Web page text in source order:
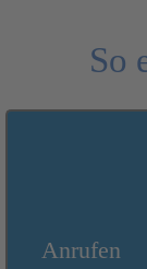
So
Anrufen